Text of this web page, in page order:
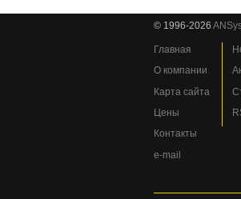
© 1996-2026
Главная
О компании
Карта сайта
Цены
Контакты
e-mail